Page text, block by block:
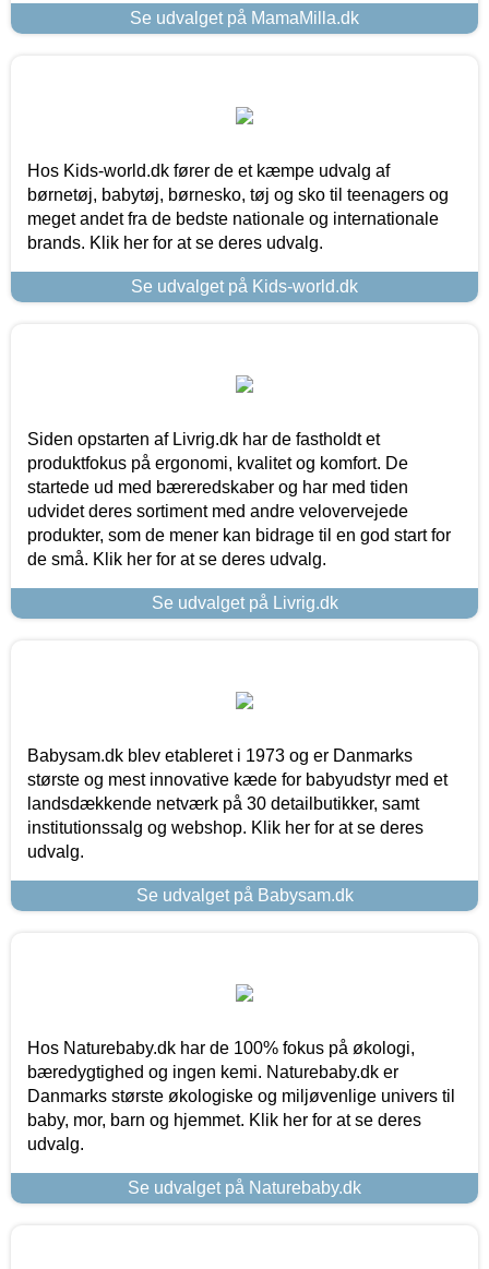
Se udvalget på MamaMilla.dk
Hos Kids-world.dk fører de et kæmpe udvalg af
børnetøj, babytøj, børnesko, tøj og sko til teenagers og
meget andet fra de bedste nationale og internationale
brands. Klik her for at se deres udvalg.
Se udvalget på Kids-world.dk
Siden opstarten af Livrig.dk har de fastholdt et
produktfokus på ergonomi, kvalitet og komfort. De
startede ud med bæreredskaber og har med tiden
udvidet deres sortiment med andre velovervejede
produkter, som de mener kan bidrage til en god start for
de små. Klik her for at se deres udvalg.
Se udvalget på Livrig.dk
Babysam.dk blev etableret i 1973 og er Danmarks
største og mest innovative kæde for babyudstyr med et
landsdækkende netværk på 30 detailbutikker, samt
institutionssalg og webshop. Klik her for at se deres
udvalg.
Se udvalget på Babysam.dk
Hos Naturebaby.dk har de 100% fokus på økologi,
bæredygtighed og ingen kemi. Naturebaby.dk er
Danmarks største økologiske og miljøvenlige univers til
baby, mor, barn og hjemmet. Klik her for at se deres
udvalg.
Se udvalget på Naturebaby.dk